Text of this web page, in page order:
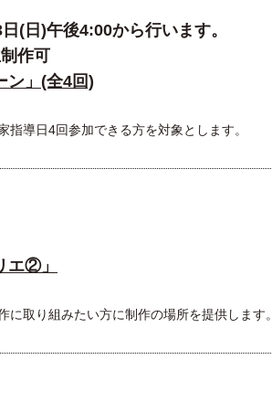
(日)午後4:00から行います。
作可
ン」(全4回)
導日4回参加できる方を対象とします。
エ②」
取り組みたい方に制作の場所を提供します。